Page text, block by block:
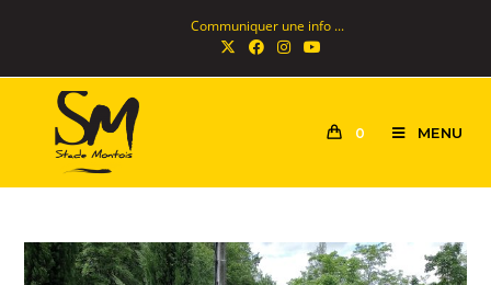
Communiquer une info ...
0 MENU